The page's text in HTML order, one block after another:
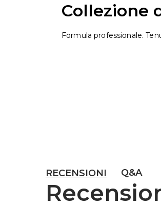
Collezione
Formula professionale.
RECENSIONI Q&A